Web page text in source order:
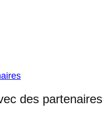
des partenaires